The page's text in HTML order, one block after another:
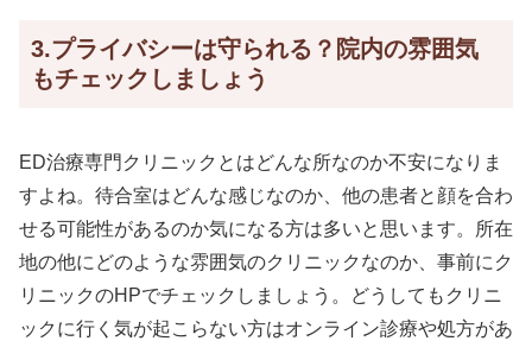
3.プライバシーは守られる？院内の雰囲気
もチェックしましょう
ED治療専門クリニックとはどんな所なのか不安になりま
すよね。待合室はどんな感じなのか、他の患者と顔を合わ
せる可能性があるのか気になる方は多いと思います。所在
地の他にどのような雰囲気のクリニックなのか、事前にク
リニックのHPでチェックしましょう。どうしてもクリニ
ックに行く気が起こらない方はオンライン診療や処方があ